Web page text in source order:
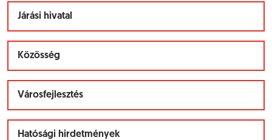
Járási hivatal
Közösség
Városfejlesztés
Hatósági hirdetmények